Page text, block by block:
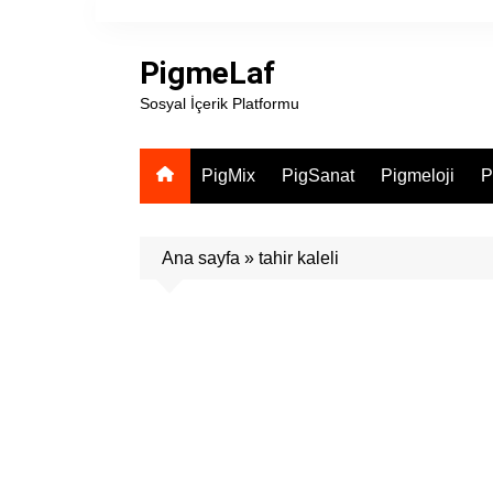
PigmeLaf
Sosyal İçerik Platformu
PigMix PigSanat Pigmeloji
Ana sayfa » tahir kaleli